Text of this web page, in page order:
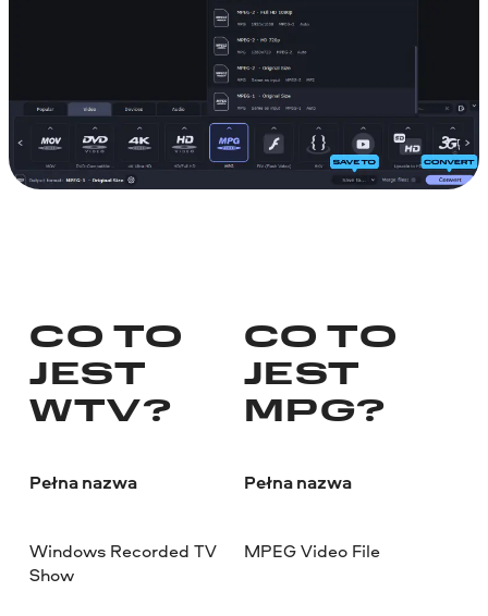
CO TO
JEST
WTV?
Pełna nazwa
Windows Recorded TV
Show
CO TO
JEST
MPG?
Pełna nazwa
MPEG Video File